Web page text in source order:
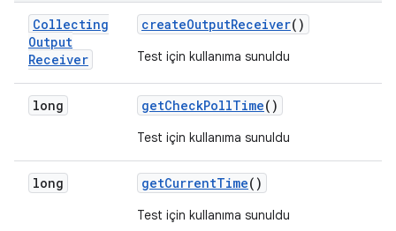
Collecting
Output
Receiver
createOutputReceiver()
Test için kullanıma sunuldu
long getCheckPollTime()
Test için kullanıma sunuldu
long getCurrentTime()
Test için kullanıma sunuldu